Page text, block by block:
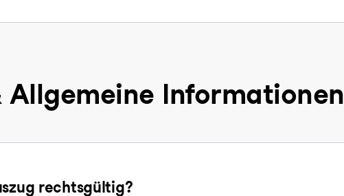
Allgemeine Informationen
rechtsgültig?